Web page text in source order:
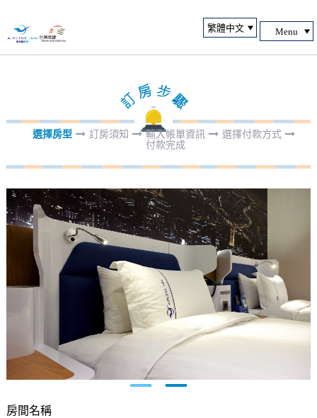
Menu
選擇房型 訂房須知 輸入帳單資訊
選擇付款方式
付款完成
房間名稱